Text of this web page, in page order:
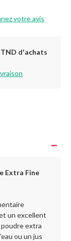
votre avis
d'achats
Extra Fine
un excellent
extra
ou un jus